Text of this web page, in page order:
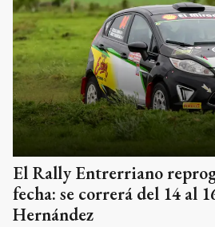
El Rally Entrerriano
fecha: se correrá del 14 al
Hernández